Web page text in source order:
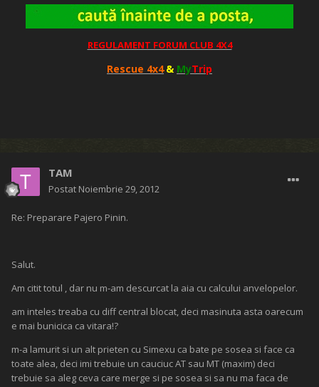
REGULAMENT FORUM CLUB 4X4
Rescue 4x4 & MyTrip
TAM
Postat Noiembrie 29, 2012
Re: Preparare Pajero Pinin.
Salut.
Am citit totul , dar nu m-am descurcat la aia cu calcului anvelopelor.
am inteles treaba cu diff central blocat, deci masinuta asta oarecum
e mai bunicica ca vitara!?
m-a lamurit si un alt prieten cu Simexu ca bate pe sosea si face ca
toate alea, deci imi trebuie un cauciuc AT sau MT (maxim) deci
trebuie sa aleg ceva care merge si pe sosea si sa nu ma faca de